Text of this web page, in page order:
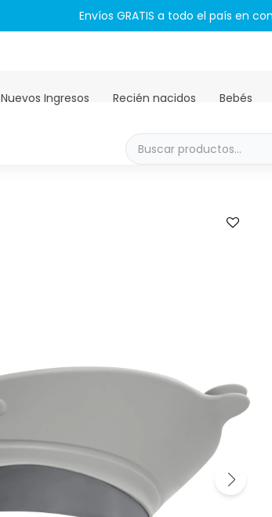
Envíos GRATIS a todo el país en
Nuevos Ingresos Recién nacidos Bebés